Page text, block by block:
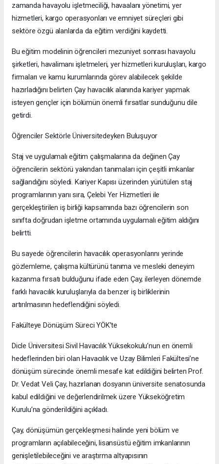
zamanda havayolu işletmeciliği, havaalanı yönetimi, yer
hizmetleri, kargo operasyonları ve emniyet süreçleri gibi
sektöre özgü alanlarda da eğitim verdiğini kaydetti.
Bu eğitim modelinin öğrencileri mezuniyet sonrası havayolu
şirketleri, havalimanı işletmeleri, yer hizmetleri kuruluşları, kargo
firmaları ve kamu kurumlarında görev alabilecek şekilde
hazırladığını belirten Çay havacılık alanında kariyer yapmak
isteyen gençler için bölümün önemli fırsatlar sunduğunu dile
getirdi.
Öğrenciler Sektörle Üniversitedeyken Buluşuyor
Staj ve uygulamalı eğitim çalışmalarına da değinen Çay
öğrencilerin sektörü yakından tanımaları için çeşitli imkanlar
sağlandığını söyledi. Kariyer Kapısı üzerinden yürütülen staj
programlarının yanı sıra, Çelebi Yer Hizmetleri ile
gerçekleştirilen iş birliği kapsamında bazı öğrencilerin son
sınıfta doğrudan işletme ortamında uygulamalı eğitim aldığını
belirtti.
Bu sayede öğrencilerin havacılık operasyonlarını yerinde
gözlemleme, çalışma kültürünü tanıma ve mesleki deneyim
kazanma fırsatı bulduğunu ifade eden Çay, ilerleyen dönemde
farklı havacılık kuruluşlarıyla da benzer iş birliklerinin
artırılmasının hedeflendiğini söyledi.
Fakülteye Dönüşüm Süreci YÖK’te
Dicle Üniversitesi Sivil Havacılık Yüksekokulu’nun en önemli
hedeflerinden biri olan Havacılık ve Uzay Bilimleri Fakültesi’ne
dönüşüm sürecinde önemli mesafe kat edildiğini belirten Prof.
Dr. Vedat Veli Çay, hazırlanan dosyanın üniversite senatosunda
kabul edildiğini ve değerlendirilmek üzere Yükseköğretim
Kurulu’na gönderildiğini açıkladı.
Çay, dönüşümün gerçekleşmesi halinde yeni bölüm ve
programların açılabileceğini, lisansüstü eğitim imkanlarının
genişletilebileceğini ve araştırma altyapısının